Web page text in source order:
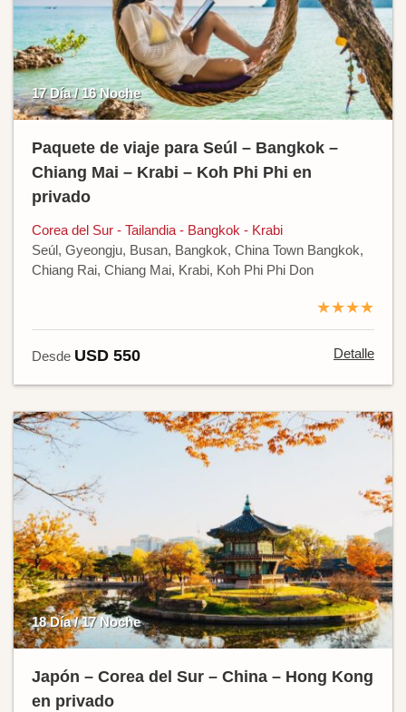
17 Día / 16 Noche
Paquete de viaje para Seúl – Bangkok –
Chiang Mai – Krabi – Koh Phi Phi en
privado
Corea del Sur - Tailandia - Bangkok - Krabi
Seúl, Gyeongju, Busan, Bangkok, China Town Bangkok,
Chiang Rai, Chiang Mai, Krabi, Koh Phi Phi Don
★★★★
Desde USD 550 Detalle
18 Día / 17 Noche
Japón – Corea del Sur – China – Hong Kong
en privado